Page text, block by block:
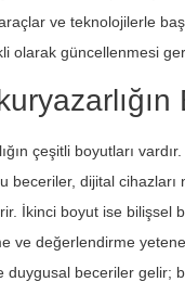
ve teknolojilerle
olarak güncellenmesi
çeşitli boyutları
beceriler, dijital cihazları
İkinci boyut ise bilişsel
ve değerlendirme
duygusal beceriler gelir;